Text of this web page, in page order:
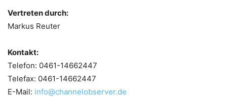
Vertreten durch:
Markus Reuter
Kontakt:
Telefon: 0461-14662447
Telefax: 0461-14662447
E-Mail: info@channelobserver.de